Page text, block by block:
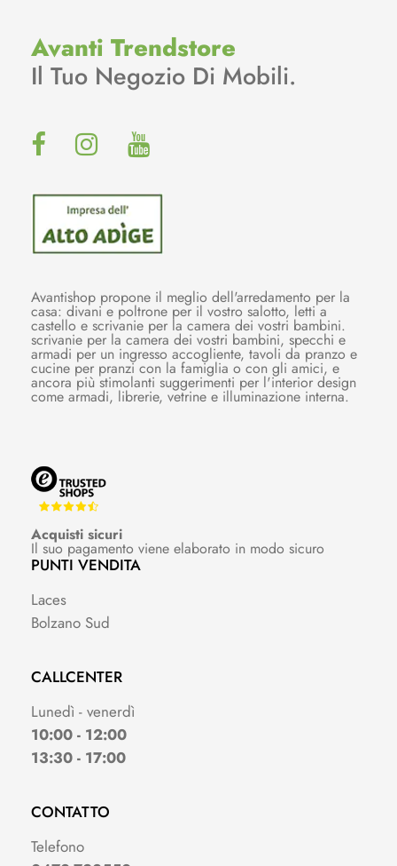
Avanti Trendstore
Il Tuo Negozio Di Mobili.
Avantishop propone il meglio dell'arredamento per la
casa: divani e poltrone per il vostro salotto, letti a
castello e scrivanie per la camera dei vostri bambini.
scrivanie per la camera dei vostri bambini, specchi e
armadi per un ingresso accogliente, tavoli da pranzo e
cucine per pranzi con la famiglia o con gli amici, e
ancora più stimolanti suggerimenti per l'interior design
come armadi, librerie, vetrine e illuminazione interna.
Acquisti sicuri
Il suo pagamento viene elaborato in modo sicuro
PUNTI VENDITA
Laces
Bolzano Sud
CALLCENTER
Lunedì - venerdì
10:00 - 12:00
13:30 - 17:00
CONTATTO
Telefono